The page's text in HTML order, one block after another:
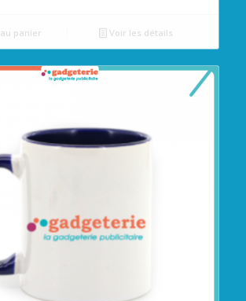
panier Voir les détails